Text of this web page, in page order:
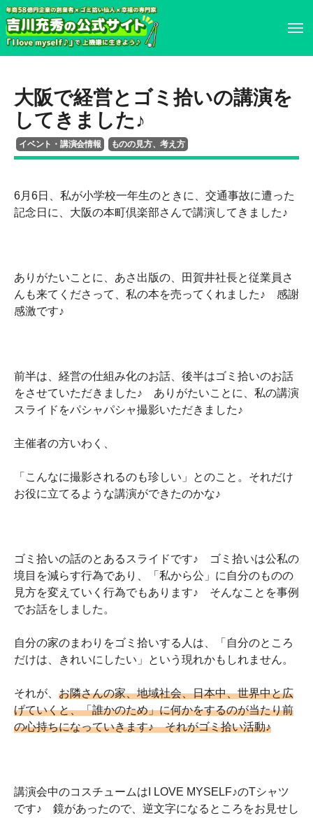
プロフィール
書籍・DVD
イベント・講演情報
お問い合わせ
プロフィール
履歴書
書籍・DVD
メディア掲載情報
お問い合わせ
大阪で経営とゴミ拾いの講演を
してきました♪
イベント・講演会情報 ものの見方、考え方
6月6日、私が小学校一年生のときに、交通事故に遭った
記念日に、大阪の本町倶楽部さんで講演してきました♪
ありがたいことに、あさ出版の、田賀井社長と従業員さ
んも来てくださって、私の本を売ってくれました♪ 感謝
感激です♪
前半は、経営の仕組み化のお話、後半はゴミ拾いのお話
をさせていただきました♪ ありがたいことに、私の講演
スライドをパシャパシャ撮影いただきました♪
主催者の方いわく、
「こんなに撮影されるのも珍しい」とのこと。それだけ
お役に立てるような講演ができたのかな♪
ゴミ拾いの話のとあるスライドです♪ ゴミ拾いは公私の
境目を減らす行為であり、「私から公」に自分のものの
見方を変えていく行為でもあります♪ そんなことを事例
でお話をしました。
自分の家のまわりをゴミ拾いする人は、「自分のところ
だけは、きれいにしたい」という現れかもしれません。
それが、 お隣さんの家、地域社会、日本中、世界中と広
げていくと、「誰かのため」に何かをするのが当たり前
の心持ちになっていきます♪ それがゴミ拾い活動♪
講演会中のコスチュームはI LOVE MYSELF♪のTシャツ
です♪ 鏡があったので、逆文字になるところをお見せし